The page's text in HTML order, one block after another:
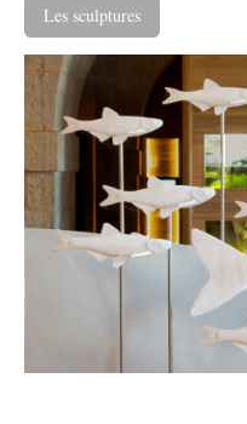
Les sculptures